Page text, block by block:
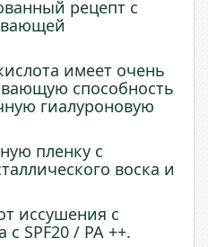
рецепт с
имеет очень
способность
гиалуроновую
пленку с
воска и
иссушения с
SPF20 / PA ++.